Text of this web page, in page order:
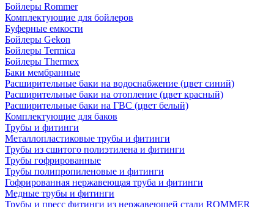
Бойлеры Rommer
Комплектующие для бойлеров
Буферные емкости
Бойлеры Gekon
Бойлеры Termica
Бойлеры Thermex
Баки мембранные
Расширительные баки на водоснабжение (цвет синий)
Расширительные баки на отопление (цвет красный)
Расширительные баки на ГВС (цвет белый)
Комплектующие для баков
Трубы и фитинги
Металлопластиковые трубы и фитинги
Трубы из сшитого полиэтилена и фитинги
Трубы гофрированные
Трубы полипропиленовые и фитинги
Гофрированная нержавеющая труба и фитинги
Медные трубы и фитинги
Трубы и пресс фитинги из нержавеющей стали ROMMER